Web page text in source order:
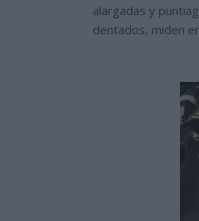
alargadas y
dentados, miden